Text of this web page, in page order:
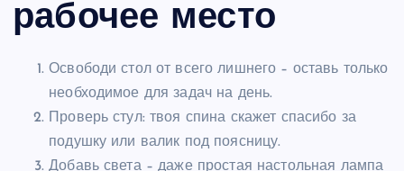
рабочее место
Освободи стол от всего лишнего – оставь только
необходимое для задач на день.
Проверь стул: твоя спина скажет спасибо за
подушку или валик под поясницу.
Добавь света – даже простая настольная лампа